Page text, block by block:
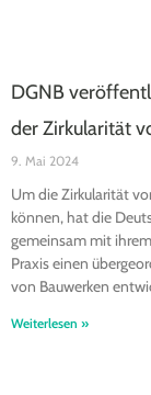
DGNB
der Zirkularität
9. Mai 2024
Um die Zirkularität
können, hat die
gemeinsam mit
Praxis einen
von Bauwerken
Weiterlesen »